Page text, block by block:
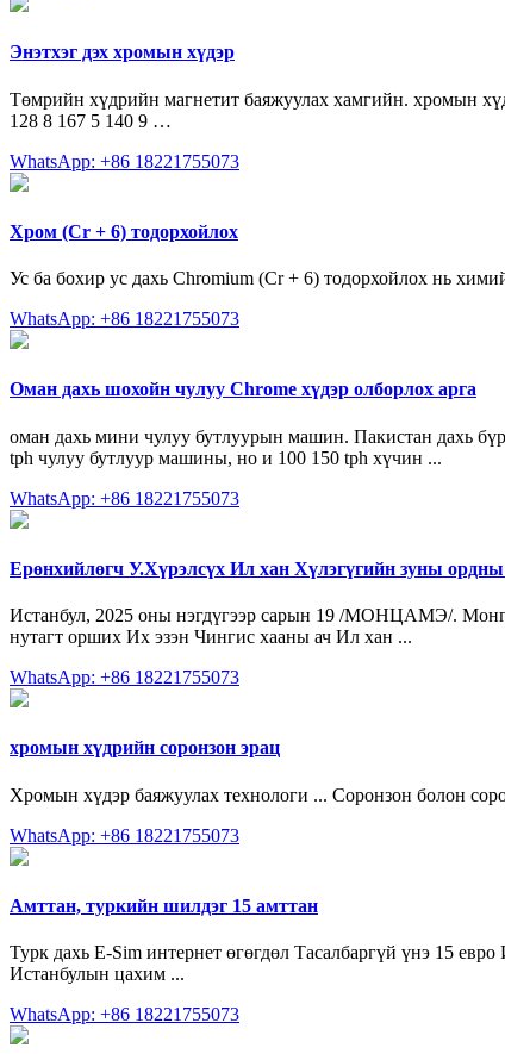
Энэтхэг дэх хромын хүдэр
Төмрийн хүдрийн магнетит баяжуулах хамгийн. хромын
128 8 167 5 140 9 …
WhatsApp: +86 18221755073
Хром (Cr + 6) тодорхойлох
Ус ба бохир ус дахь Chromium (Cr + 6) тодорхойлох нь
WhatsApp: +86 18221755073
Оман дахь шохойн чулуу Chrome хүдэр олборлох арга
оман дахь мини чулуу бутлуурын машин. Пакистан дахь
tph чулуу бутлуур машины, но и 100 150 tph хүчин ...
WhatsApp: +86 18221755073
Ерөнхийлөгч У.Хүрэлсүх Ил хан Хүлэгүгийн зуны
Истанбул, 2025 оны нэгдүгээр сарын 19 /МОНЦАМЭ/.
нутагт орших Их эзэн Чингис хааны ач Ил хан ...
WhatsApp: +86 18221755073
хромын хүдрийн соронзон эрац
Хромын хүдэр баяжуулах технологи ... Соронзон болон
WhatsApp: +86 18221755073
Амттан, туркийн шилдэг 15 амттан
Турк дахь E-Sim интернет өгөгдөл Тасалбаргүй үнэ 15
Истанбулын цахим ...
WhatsApp: +86 18221755073